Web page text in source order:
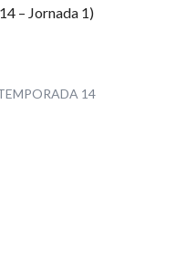
– Jornada 1)
14